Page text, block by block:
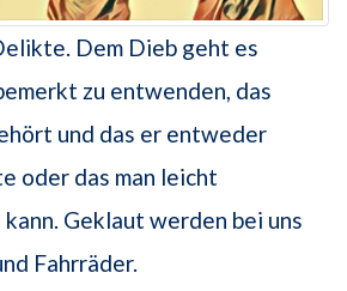
Dem Dieb geht es
zu entwenden, das
und das er entweder
oder das man leicht
Geklaut werden bei uns
Fahrräder.